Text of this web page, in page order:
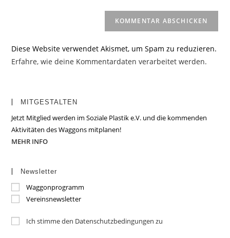
Diese Website verwendet Akismet, um Spam zu reduzieren.
Erfahre, wie deine Kommentardaten verarbeitet werden.
MITGESTALTEN
Jetzt Mitglied werden im Soziale Plastik e.V. und die kommenden
Aktivitäten des Waggons mitplanen!
MEHR INFO
Newsletter
Waggonprogramm
Vereinsnewsletter
Ich stimme den Datenschutzbedingungen zu